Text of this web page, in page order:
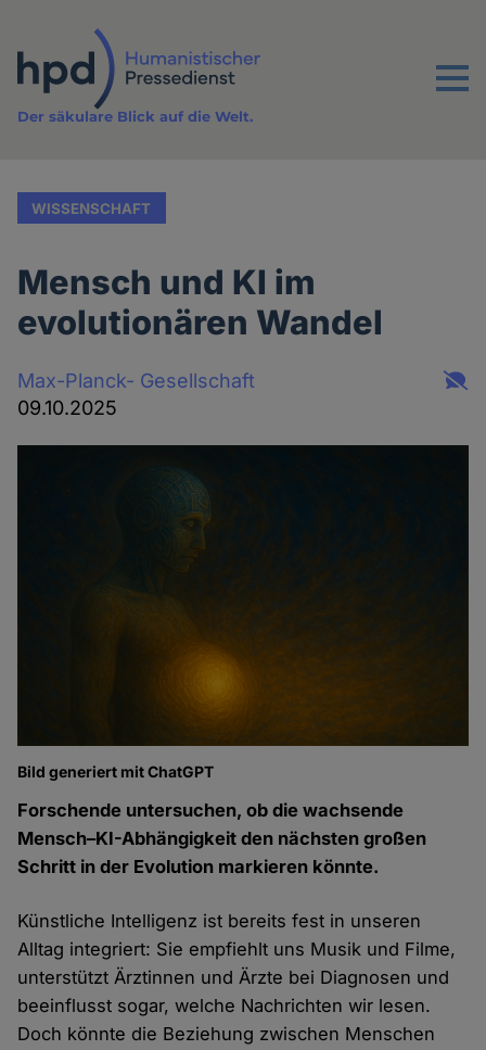
Inhalt
Menu
Der säkulare Blick auf die Welt.
WISSENSCHAFT
Mensch und KI im
evolutionären Wandel
Max-Planck- Gesellschaft
09.10.2025
Bild generiert mit ChatGPT
Forschende untersuchen, ob die wachsende
Mensch–KI-Abhängigkeit den nächsten großen
Schritt in der Evolution markieren könnte.
Künstliche Intelligenz ist bereits fest in unseren
Alltag integriert: Sie empfiehlt uns Musik und Filme,
unterstützt Ärztinnen und Ärzte bei Diagnosen und
beeinflusst sogar, welche Nachrichten wir lesen.
Doch könnte die Beziehung zwischen Menschen